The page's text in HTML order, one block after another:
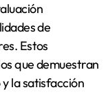
de
Estos
que demuestran
la satisfacción